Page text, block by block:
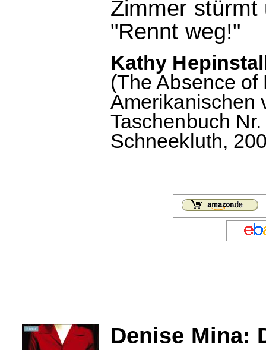
Zimmer stürmt
"Rennt weg!"
Kathy
(The Absence of
Amerikanischen
Taschenbuch
Schneekluth,
Denise Mina: